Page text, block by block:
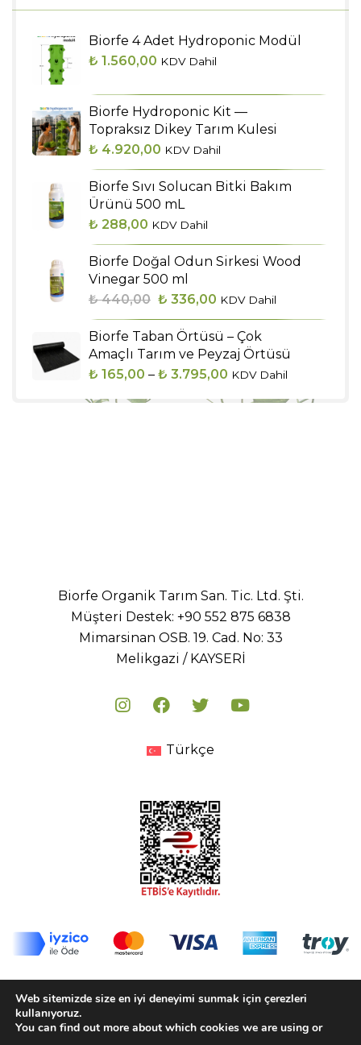
Biorfe 4 Adet Hydroponic Modül
₺ 1.560,00 KDV Dahil
Biorfe Hydroponic Kit —
Topraksız Dikey Tarım Kulesi
₺ 4.920,00 KDV Dahil
Biorfe Sıvı Solucan Bitki Bakım
Ürünü 500 mL
₺ 288,00 KDV Dahil
Biorfe Doğal Odun Sirkesi Wood
Vinegar 500 ml
₺440,00 Orijinal
fiyat:
₺ 440,00.
₺ 336,00 Şu
andaki
fiyat:
₺ 336,00.
KDV Dahil
Biorfe Taban Örtüsü – Çok
Amaçlı Tarım ve Peyzaj Örtüsü
₺ 165,00 – ₺ 3.795,00 Fiyat
aralığı:
KDV Dahil
Biorfe Organik Tarım San. Tic. Ltd. Şti.
Müşteri Destek: +90 552 875 6838
Mimarsinan OSB. 19. Cad. No: 33
Melikgazi / KAYSERİ
Türkçe
© 2020-2025 Biorfe Organik Tarım San. Tic. Ltd. Şti.
Tüm Hakları Saklıdır.
Web sitemizde size en iyi deneyimi sunmak için çerezleri
kullanıyoruz.
You can find out more about which cookies we are using or